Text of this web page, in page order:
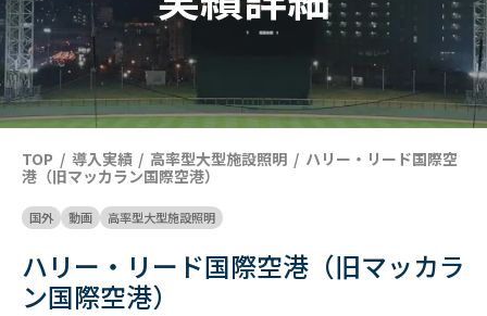
TOP 導入実績 高率型大型施設照明
ハリー・リード国際空
港（旧マッカラン国際空港）
国外 動画 高率型大型施設照明
ハリー・リード国際空港（旧マッカラ
ン国際空港）